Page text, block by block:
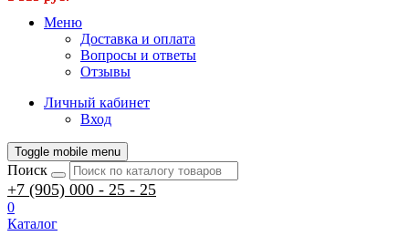
Меню
Доставка и оплата
Вопросы и ответы
Отзывы
Личный кабинет
Вход
Toggle mobile menu
Поиск
+7 (905) 000 - 25 - 25
0
Каталог